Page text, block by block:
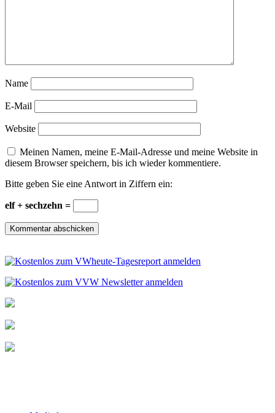
Name
E-Mail
Website
Meinen Namen, meine E-Mail-Adresse und meine Website in
diesem Browser speichern, bis ich wieder kommentiere.
Bitte geben Sie eine Antwort in Ziffern ein:
elf + sechzehn =